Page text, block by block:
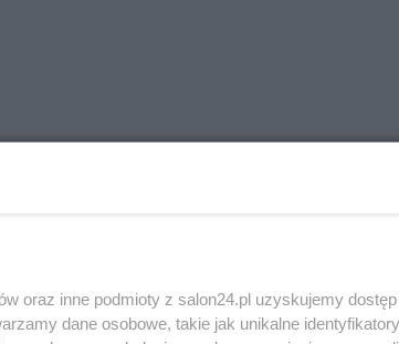
na ten wulgarny wpis. Można
on żadnej reakcji. Z tego co wiem,
oraz inne podmioty z salon24.pl uzyskujemy
dane osobowe, takie jak unikalne